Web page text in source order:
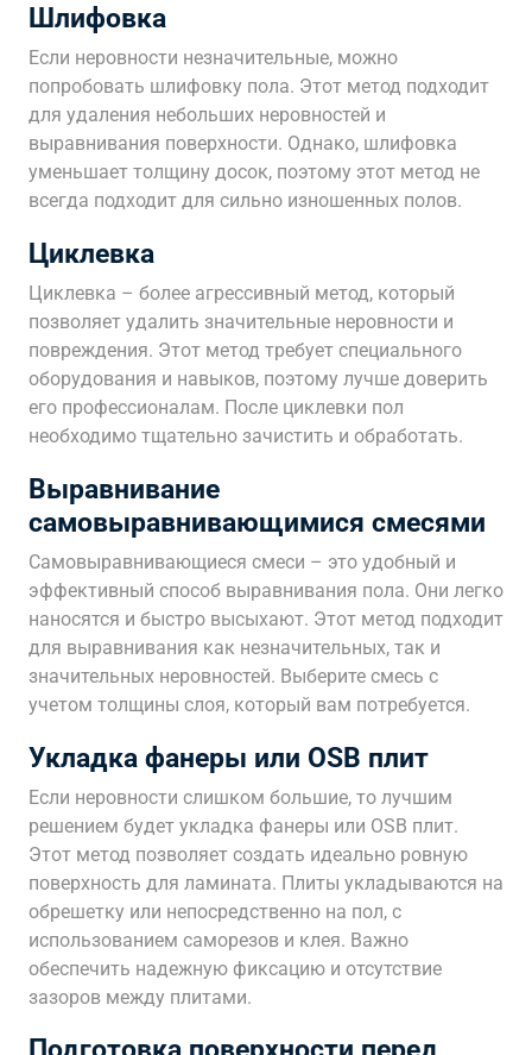
Шлифовка
Если неровности незначительные, можно
попробовать шлифовку пола. Этот метод подходит
для удаления небольших неровностей и
выравнивания поверхности. Однако, шлифовка
уменьшает толщину досок, поэтому этот метод не
всегда подходит для сильно изношенных полов.
Циклевка
Циклевка – более агрессивный метод, который
позволяет удалить значительные неровности и
повреждения. Этот метод требует специального
оборудования и навыков, поэтому лучше доверить
его профессионалам. После циклевки пол
необходимо тщательно зачистить и обработать.
Выравнивание
самовыравнивающимися смесями
Самовыравнивающиеся смеси – это удобный и
эффективный способ выравнивания пола. Они легко
наносятся и быстро высыхают. Этот метод подходит
для выравнивания как незначительных, так и
значительных неровностей. Выберите смесь с
учетом толщины слоя, который вам потребуется.
Укладка фанеры или OSB плит
Если неровности слишком большие, то лучшим
решением будет укладка фанеры или OSB плит.
Этот метод позволяет создать идеально ровную
поверхность для ламината. Плиты укладываются на
обрешетку или непосредственно на пол, с
использованием саморезов и клея. Важно
обеспечить надежную фиксацию и отсутствие
зазоров между плитами.